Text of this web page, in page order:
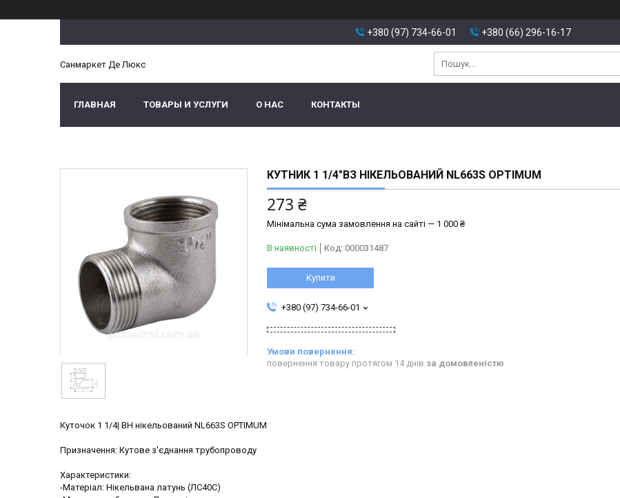
+380 (97) 734-66-01 +380 (66) 296-16-17
Санмаркет Де Люкс
ГЛАВНАЯ ТОВАРЫ И УСЛУГИ О НАС КОНТАКТЫ
КУТНИК 1 1/4″ВЗ НІКЕЛЬОВАНИЙ NL663S OPTIMUM
273 ₴
Мінімальна сума замовлення на сайті — 1 000 ₴
В наявності Код: 000031487
Купити
+380 (97) 734-66-01
повернення товару протягом 14 днів за домовленістю
Куточок 1 1/4| ВН нікельований NL663S OPTIMUM
Призначення: Кутове з'єднання трубопроводу
Характеристики:
-Матеріал: Нікельвана латунь (ЛС40С)